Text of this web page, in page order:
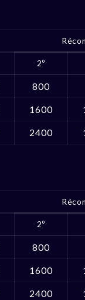
2º
800
1600
2400
2º
800
1600
2400